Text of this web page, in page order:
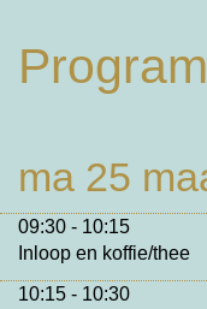
ma 25
09:30 - 10:15
Inloop en koffie/thee
10:15 - 10:30